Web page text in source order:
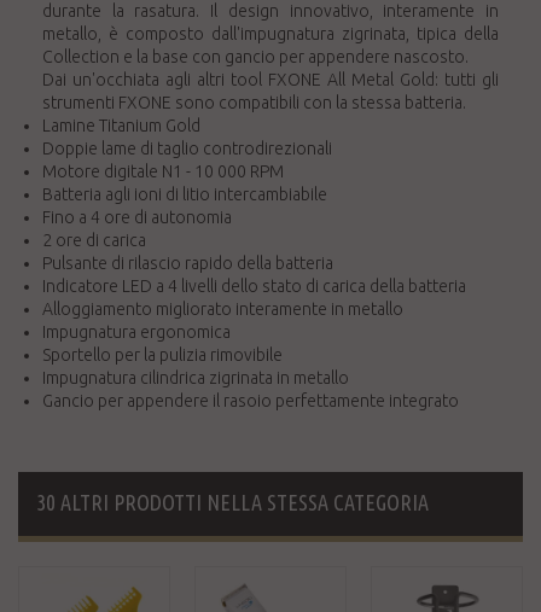
durante la rasatura. Il design innovativo, interamente in
metallo, è composto dall'impugnatura zigrinata, tipica della
Collection e la base con gancio per appendere nascosto.
Dai un'occhiata agli altri tool FXONE All Metal Gold: tutti gli
strumenti FXONE sono compatibili con la stessa batteria.
Lamine Titanium Gold
Doppie lame di taglio controdirezionali
Motore digitale N1 - 10 000 RPM
Batteria agli ioni di litio intercambiabile
Fino a 4 ore di autonomia
2 ore di carica
Pulsante di rilascio rapido della batteria
Indicatore LED a 4 livelli dello stato di carica della batteria
Alloggiamento migliorato interamente in metallo
Impugnatura ergonomica
Sportello per la pulizia rimovibile
Impugnatura cilindrica zigrinata in metallo
Gancio per appendere il rasoio perfettamente integrato
30 ALTRI PRODOTTI NELLA STESSA CATEGORIA